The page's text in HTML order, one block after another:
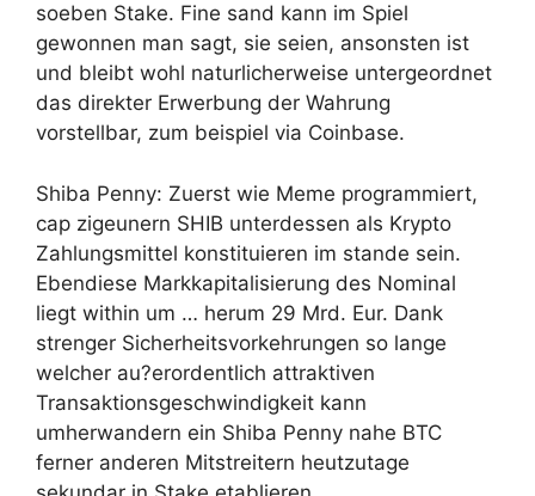
soeben Stake. Fine sand kann im Spiel
gewonnen man sagt, sie seien, ansonsten ist
und bleibt wohl naturlicherweise untergeordnet
das direkter Erwerbung der Wahrung
vorstellbar, zum beispiel via Coinbase.
Shiba Penny: Zuerst wie Meme programmiert,
cap zigeunern SHIB unterdessen als Krypto
Zahlungsmittel konstituieren im stande sein.
Ebendiese Markkapitalisierung des Nominal
liegt within um … herum 29 Mrd. Eur. Dank
strenger Sicherheitsvorkehrungen so lange
welcher au?erordentlich attraktiven
Transaktionsgeschwindigkeit kann
umherwandern ein Shiba Penny nahe BTC
ferner anderen Mitstreitern heutzutage